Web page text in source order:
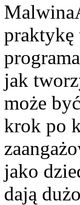
praktykę
jak
może
krok po
jako
dają